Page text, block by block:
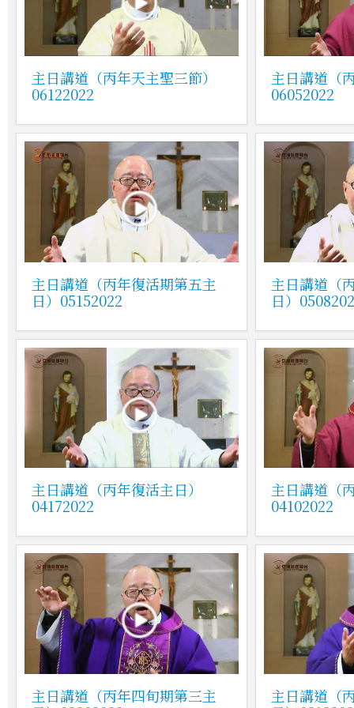
主日講道（丙年天主聖三節）
06122022
主日講道（
06052022
主日講道（丙年復活期第五主
日）05152022
主日講道（
日）
主日講道（丙年復活主日）
04172022
主日講道（
04102022
主日講道（丙年四旬期第三主
主日講道（